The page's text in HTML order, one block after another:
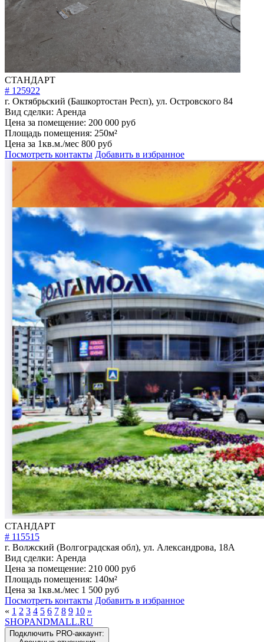
СТАНДАРТ
# 125922
г. Октябрьский (Башкортостан Респ), ул. Островского 84
Вид сделки:Аренда
Цена за помещение:
Площадь помещения:250м²
Цена за 1кв.м./мес800 руб
Посмотреть контакты Добавить в избранное
СТАНДАРТ
# 115515
г. Волжский (Волгоградская обл), ул. Александрова, 18А
Вид сделки: Аренда
Цена за помещение:
Площадь помещения:140м²
Цена за 1кв.м./мес1 500 руб
Посмотреть контакты Добавить в избранное
« 1 2 3 4 5 6 7 8 9 10 »
SHOPANDMALL.RU
Подключить PRO-аккаунт:
Арендные отношения